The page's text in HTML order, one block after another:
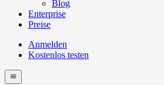
Blog
Enterprise
Preise
Menutech
navigation
Anmelden
Kostenlos testen
menu